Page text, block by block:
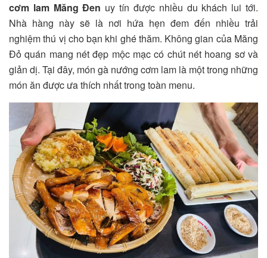
cơm lam Măng Đen uy tín được nhiều du khách lui tới.
Nhà hàng này sẽ là nơi hứa hẹn đem đến nhiều trải
nghiệm thú vị cho bạn khi ghé thăm. Không gian của Măng
Đỏ quán mang nét đẹp mộc mạc có chút nét hoang sơ và
giản dị. Tại đây, món gà nướng cơm lam là một trong những
món ăn được ưa thích nhất trong toàn menu.